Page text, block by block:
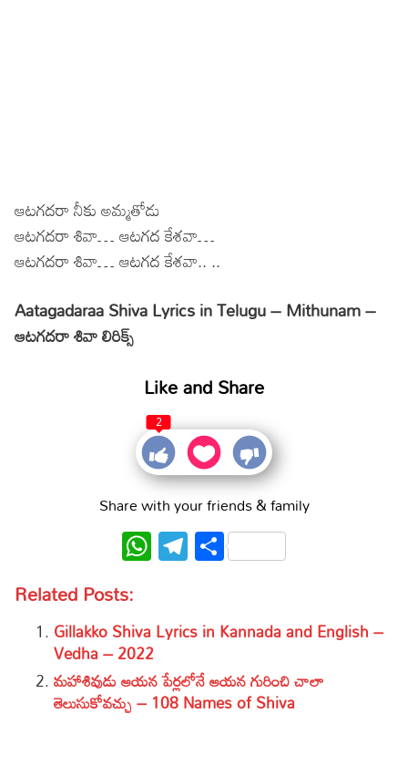
ఆటగదరా నీకు అమ్మతోడు
ఆటగదరా శివా… ఆటగద కేశవా…
ఆటగదరా శివా… ఆటగద కేశవా.. ..
Aatagadaraa Shiva Lyrics in Telugu – Mithunam –
ఆటగదరా శివా లిరిక్స్
Like and Share
2
Share with your friends & family
WhatsApp
Telegram
Share
Related Posts:
Gillakko Shiva Lyrics in Kannada and English –
Vedha – 2022
మహాశివుడు ఆయన పేర్లలోనే ఆయన గురించి చాలా
తెలుసుకోవచ్చు – 108 Names of Shiva